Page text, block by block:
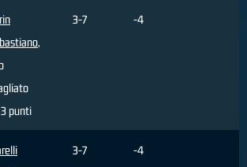
,
punti
3-7 -4
3-7 -4